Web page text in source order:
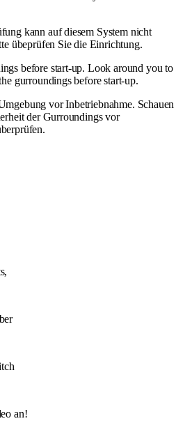
kann auf diesem System nicht
übeprüfen Sie die Einrichtung.
before start-up. Look around you to
gurroundings before start-up.
vor Inbetriebnahme. Schauen
der Gurroundings vor
an!